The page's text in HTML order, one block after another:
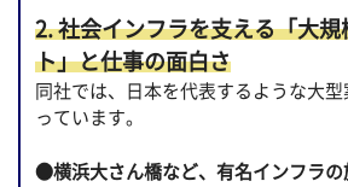
2. 社会インフラを支える「大規
ト」と仕事の面白さ
同社では、日本を代表するような大
っています。
●横浜大さん橋など、有名インフラの